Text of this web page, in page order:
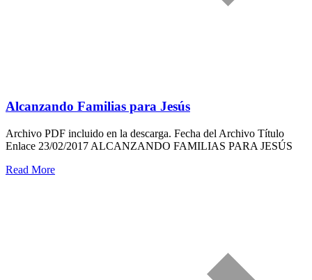
Alcanzando Familias para Jesús
Archivo PDF incluido en la descarga. Fecha del Archivo Título
Enlace 23/02/2017 ALCANZANDO FAMILIAS PARA JESÚS
Read More